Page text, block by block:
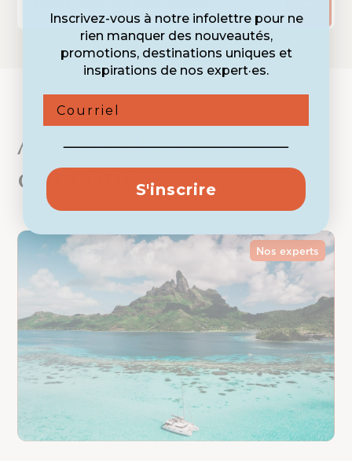
Articles de la même
catégorie
Nos experts
Inscrivez-vous à notre infolettre pour ne
rien manquer des nouveautés,
promotions, destinations uniques et
inspirations de nos expert·es.
Courriel
S'inscrire